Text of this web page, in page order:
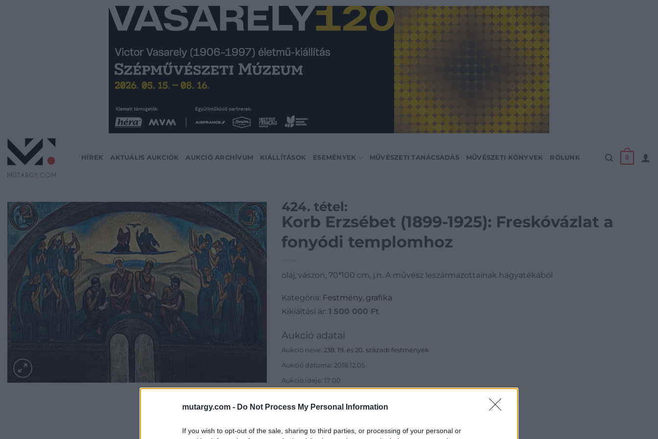
mutargy.com - Do Not Process My Personal Information
If you wish to opt-out of the sale, sharing to third parties, or processing of your personal or
HÍREK AKTUÁLIS AUKCIÓK AUKCIÓ ARCHÍVUM KIÁLLÍTÁSOK ESEMÉNYEK MŰVÉSZETI TANÁCSADÁS MŰVÉSZETI KÖNYVEK RÓLUNK 0
424. tétel:
Korb Erzsébet (1899-1925): Freskóvázlat a
fonyódi templomhoz
olaj, vászon, 70*100 cm, j.n. A művész leszármazottainak hagyatékából
Kategória: Festmény, grafika
Kikiáltási ár: 1 500 000 Ft
Aukció adatai
Aukció neve: 238. 19. és 20. századi festmények
Aukció dátuma: 2018.12.05
Aukció ideje: 17:00
Tételszám: 424